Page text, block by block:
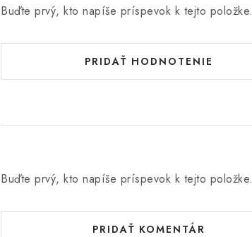
Buďte prvý, kto napíše príspevok k tejto položke.
PRIDAŤ HODNOTENIE
Buďte prvý, kto napíše príspevok k tejto položke.
PRIDAŤ KOMENTÁR